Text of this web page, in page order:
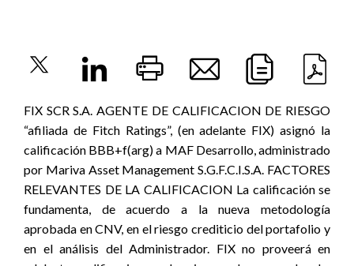
FIX SCR S.A. AGENTE DE CALIFICACION DE RIESGO
“afiliada de Fitch Ratings”, (en adelante FIX) asignó la
calificación BBB+f(arg) a MAF Desarrollo, administrado
por Mariva Asset Management S.G.F.C.I.S.A. FACTORES
RELEVANTES DE LA CALIFICACION La calificación se
fundamenta, de acuerdo a la nueva metodología
aprobada en CNV, en el riesgo crediticio del portafolio y
en el análisis del Administrador. FIX no proveerá en